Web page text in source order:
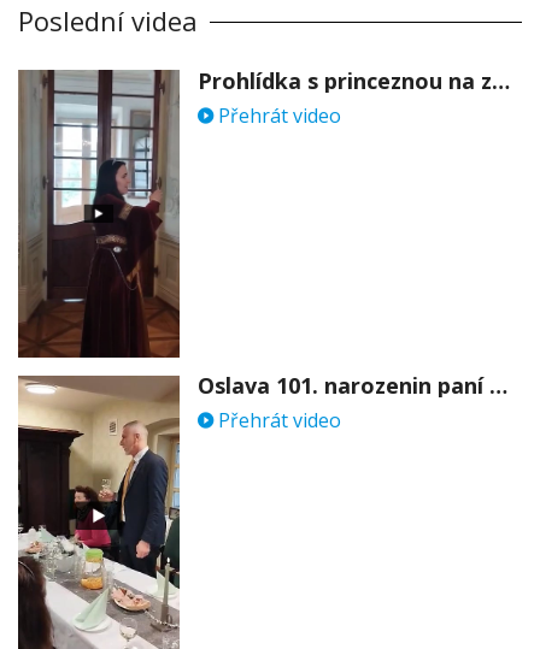
Poslední videa
Prohlídka s princeznou na zámku Stekník
Přehrát video
Oslava 101. narozenin paní Věry Skořepové
Přehrát video